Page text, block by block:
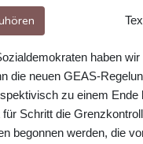
haben
die neuen GEAS-
zu einem
Schritt die
begonnen werden, die